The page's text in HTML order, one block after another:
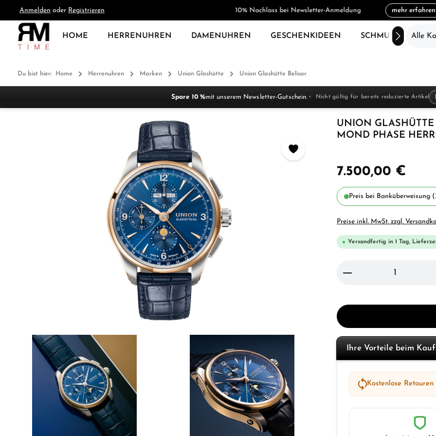
Zur Hauptnavigation springen
Anmelden oder Registrieren 10% Nachlass bei Newsletter-Anmeldung mehr erfahren
HOME HERRENUHREN DAMENUHREN GESCHENKIDEEN SCHMUCK Alle
Du bist hier: Home Herrenuhren Marken Union Glashütte Union Glashütte Belisar
Spare 10 %mit unserem Newsletter-Gutschein. Nicht gültig für bereits reduzierte Artikel
UNION GLASHÜTTE
MOND PHASE
7.500,00 €
Preis bei Banküberweisung
Preise inkl. MwSt. zzgl.
Versandfertig in 1 Tag,
Produkt Anzahl:
Ihre Vorteile beim
Kostenlose